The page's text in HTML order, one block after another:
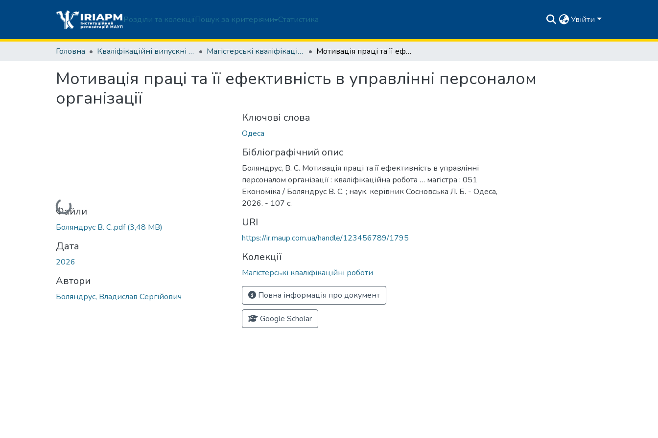
Розділи та колекціїПошук за критеріями Статистика Увійти
Головна Кваліфікаційні випускні роботи здобувачів вищої освіти Магістерські кваліфікаційні роботи Мотивація праці та її ефективність в управлінні персоналом організації
Мотивація праці та її ефективність в управлінні персоналом
організації
Вантажиться...
Файли
Боляндрус В. С..pdf(3,48 MB)
Дата
2026
Автори
Боляндрус, Владислав Сергійович
Ключові слова
Одеса
Бібліографічний опис
Боляндрус, В. С. Мотивація праці та її ефективність в управлінні
персоналом організації : кваліфікаційна робота … магістра : 051
Економіка / Боляндрус В. С. ; наук. керівник Сосновська Л. Б. - Одеса,
2026. - 107 с.
URI
https://ir.maup.com.ua/handle/123456789/1795
Колекції
Магістерські кваліфікаційні роботи
Повна інформація про документ
Google Scholar